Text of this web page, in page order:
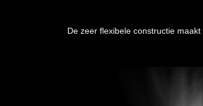
De zeer flexibele constructie